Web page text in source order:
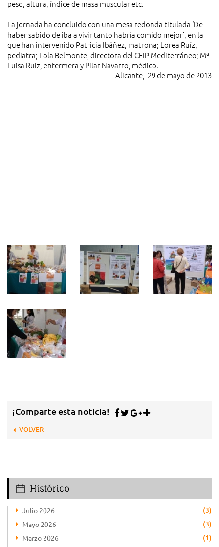
peso, altura, índice de masa muscular etc.
La jornada ha concluido con una mesa redonda titulada ‘De
haber sabido de iba a vivir tanto habría comido mejor’, en la
que han intervenido Patricia Ibáñez, matrona; Lorea Ruíz,
pediatra; Lola Belmonte, directora del CEIP Mediterráneo; Mª
Luisa Ruíz, enfermera y Pilar Navarro, médico.
Alicante, 29 de mayo de 2013
¡Comparte esta noticia!
VOLVER
Histórico
Julio 2026 (3)
Mayo 2026 (3)
Marzo 2026
(1)